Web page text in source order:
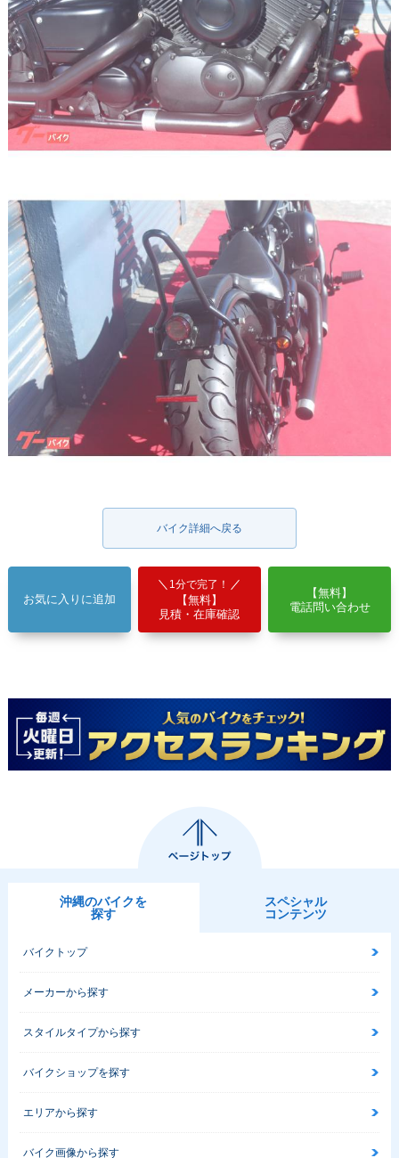
バイク詳細へ戻る
お気に入りに追加
1分で完了！
【無料】
見積・在庫確認
【無料】
電話問い合わせ
沖縄のバイクを
探す
スペシャル
コンテンツ
バイクトップ
メーカーから探す
スタイルタイプから探す
バイクショップを探す
エリアから探す
バイク画像から探す